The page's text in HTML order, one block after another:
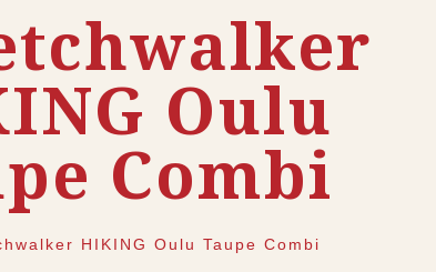
Oulu
Combi
HIKING Oulu Taupe Combi